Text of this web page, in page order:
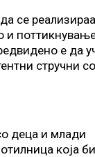
е да
стручни
деца и млади
која